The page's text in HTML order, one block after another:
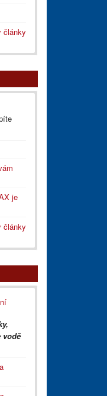
články
je
články
vodě